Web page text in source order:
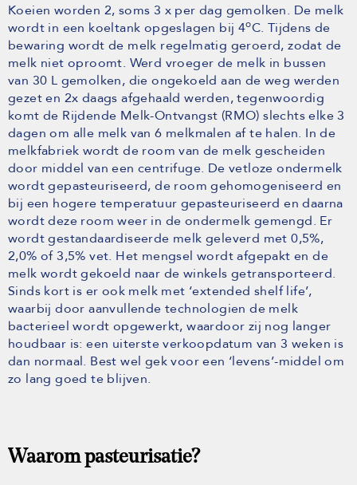
Koeien worden 2, soms 3 x per dag gemolken. De melk
wordt in een koeltank opgeslagen bij 4oC. Tijdens de
bewaring wordt de melk regelmatig geroerd, zodat de
melk niet oproomt. Werd vroeger de melk in bussen
van 30 L gemolken, die ongekoeld aan de weg werden
gezet en 2x daags afgehaald werden, tegenwoordig
komt de Rijdende Melk-Ontvangst (RMO) slechts elke 3
dagen om alle melk van 6 melkmalen af te halen. In de
melkfabriek wordt de room van de melk gescheiden
door middel van een centrifuge. De vetloze ondermelk
wordt gepasteuriseerd, de room gehomogeniseerd en
bij een hogere temperatuur gepasteuriseerd en daarna
wordt deze room weer in de ondermelk gemengd. Er
wordt gestandaardiseerde melk geleverd met 0,5%,
2,0% of 3,5% vet. Het mengsel wordt afgepakt en de
melk wordt gekoeld naar de winkels getransporteerd.
Sinds kort is er ook melk met ‘extended shelf life’,
waarbij door aanvullende technologien de melk
bacterieel wordt opgewerkt, waardoor zij nog langer
houdbaar is: een uiterste verkoopdatum van 3 weken is
dan normaal. Best wel gek voor een ‘levens’-middel om
zo lang goed te blijven.
Waarom pasteurisatie?